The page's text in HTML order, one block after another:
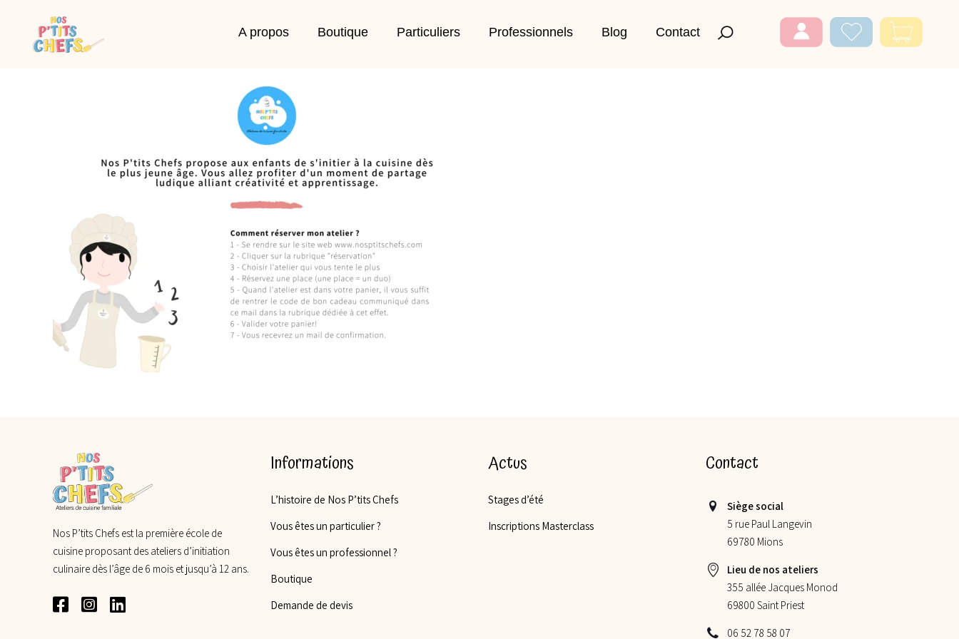
A propos Boutique Particuliers Professionnels Blog Contact
Nos P’tits Chefs est la première école de
cuisine proposant des ateliers d’initiation
culinaire dès l’âge de 6 mois et jusqu’à 12 ans.
Informations
L’histoire de Nos P’tits Chefs
Vous êtes un particulier ?
Vous êtes un professionnel ?
Boutique
Demande de devis
Actus
Stages d’été
Inscriptions Masterclass
Contact
Siège social
5 rue Paul Langevin
69780 Mions
Lieu de nos ateliers
355 allée Jacques Monod
69800 Saint Priest
06 52 78 58 07